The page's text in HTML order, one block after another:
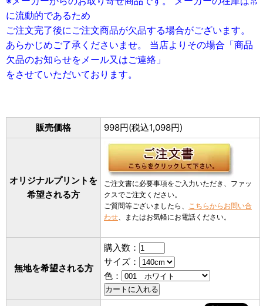
に流動的であるため
ご注文完了後にご注文商品が欠品する場合がございます。
あらかじめご了承くださいませ。 当店よりその場合「商品
欠品のお知らせをメール又はご連絡」
をさせていただいております。
販売価格 998円(税込1,098円)
オリジナルプリントを
希望される方
ご注文書に必要事項をご入力いただき、ファッ
クスでご注文ください。
ご質問等ございましたら、 こちらからお問い合
わせ、またはお気軽にお電話ください。
無地を希望される方
購入数：
サイズ：
色：